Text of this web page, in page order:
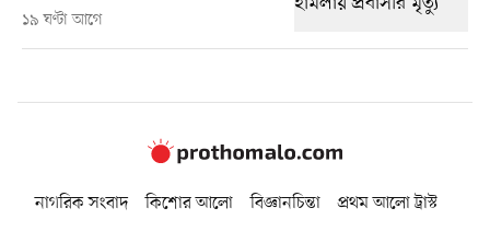
১৯ ঘণ্টা আগে
নাগরিক সংবাদ কিশোর আলো বিজ্ঞানচিন্তা
প্রথম আলো ট্রাস্ট